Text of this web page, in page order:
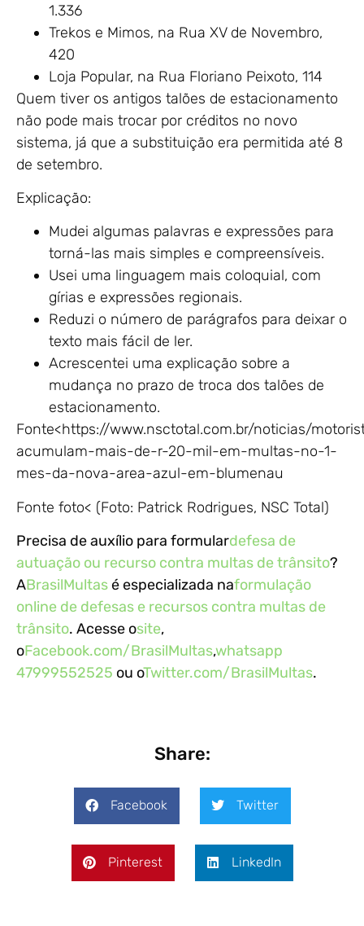
1.336
Trekos e Mimos, na Rua XV de Novembro,
420
Loja Popular, na Rua Floriano Peixoto, 114
Quem tiver os antigos talões de estacionamento
não pode mais trocar por créditos no novo
sistema, já que a substituição era permitida até 8
de setembro.
Explicação:
Mudei algumas palavras e expressões para
torná-las mais simples e compreensíveis.
Usei uma linguagem mais coloquial, com
gírias e expressões regionais.
Reduzi o número de parágrafos para deixar o
texto mais fácil de ler.
Acrescentei uma explicação sobre a
mudança no prazo de troca dos talões de
estacionamento.
Fonte<https://www.nsctotal.com.br/noticias/
acumulam-mais-de-r-20-mil-em-multas-no-1-
mes-da-nova-area-azul-em-blumenau
Fonte foto< (Foto: Patrick Rodrigues, NSC Total)
Precisa de auxílio para formulardefesa de
autuação ou recurso contra multas de trânsito?
ABrasilMultasé especializada naformulação
online de defesas e recursos contra multas de
trânsito. Acesse osite,
oFacebook.com/BrasilMultas,whatsapp
47999552525 ou oTwitter.com/BrasilMultas.
Share:
Facebook Twitter
Pinterest LinkedIn